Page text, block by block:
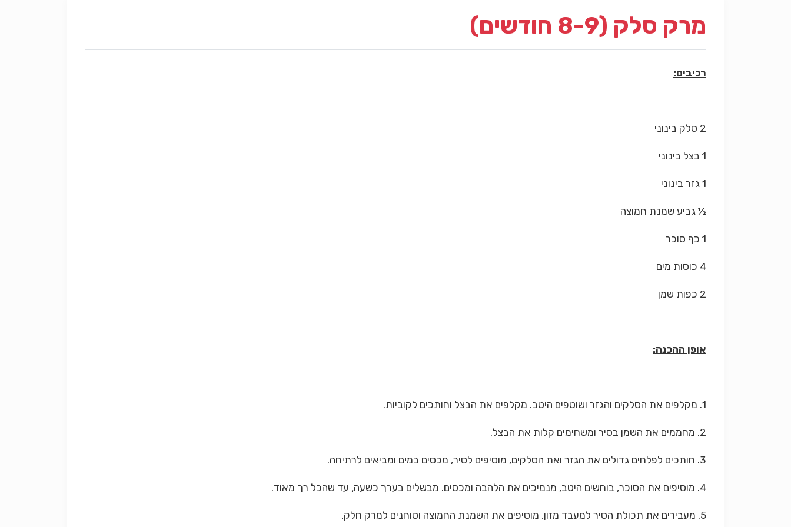
מרק סלק (8-9 חודשים)
רכיבים:
2 סלק בינוני
1 בצל בינוני
1 גזר בינוני
½ גביע שמנת חמוצה
1 כף סוכר
4 כוסות מים
2 כפות שמן
אופן ההכנה:
1. מקלפים את הסלקים והגזר ושוטפים היטב. מקלפים את הבצל וחותכים לקוביות.
2. מחממים את השמן בסיר ומשחימים קלות את הבצל.
3. חותכים לפלחים גדולים את הגזר ואת הסלקים, מוסיפים לסיר, מכסים במים ומביאים לרתיחה.
4. מוסיפים את הסוכר, בוחשים היטב, מנמיכים את הלהבה ומכסים. מבשלים בערך כשעה, עד שהכל רך מאוד.
5. מעבירים את תכולת הסיר למעבד מזון, מוסיפים את השמנת החמוצה וטוחנים למרק חלק.